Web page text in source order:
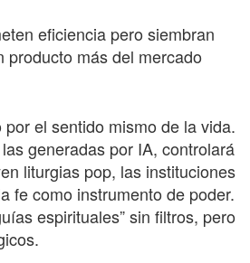
eficiencia pero siembran
más del mercado
el sentido mismo de la vida.
generadas por IA, controlará
liturgias pop, las instituciones
fe como instrumento de poder.
espirituales” sin filtros, pero